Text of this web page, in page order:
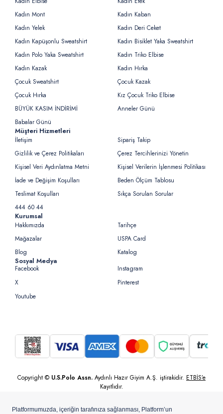
Kadın Mont
Kadın Kaban
Kadın Yelek
Kadın Deri Ceket
Kadın Kapüşonlu Sweatshirt
Kadın Bisiklet Yaka Sweatshirt
Kadın Polo Yaka Sweatshirt
Kadın Triko Elbise
Kadın Kazak
Kadın Hırka
Çocuk Sweatshirt
Çocuk Kazak
Çocuk Hırka
Kız Çocuk Triko Elbise
BÜYÜK KASIM İNDİRİMİ
Anneler Günü
Babalar Günü
Müşteri Hizmetleri
İletişim
Sipariş Takip
Gizlilik ve Çerez Politikaları
Çerez Tercihlerinizi Yönetin
Kişisel Veri Aydınlatma Metni
Kişisel Verilerin İşlenmesi Politikası
İade ve Değişim Koşulları
Beden Ölçüm Tablosu
Teslimat Koşulları
Sıkça Sorulan Sorular
444 60 44
Kurumsal
Hakkımızda
Tarihçe
Mağazalar
USPA Card
Blog
Katalog
Sosyal Medya
Facebook
Instagram
X
Pinterest
Youtube
Copyright © U.S.Polo Assn. Aydınlı Hazır Giyim A.Ş. iştirakidir. ETBİS’e
Kayıtlıdır.